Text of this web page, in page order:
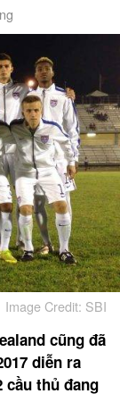
Image Credit: SBI
cũng đã
diễn ra
cầu thủ đang